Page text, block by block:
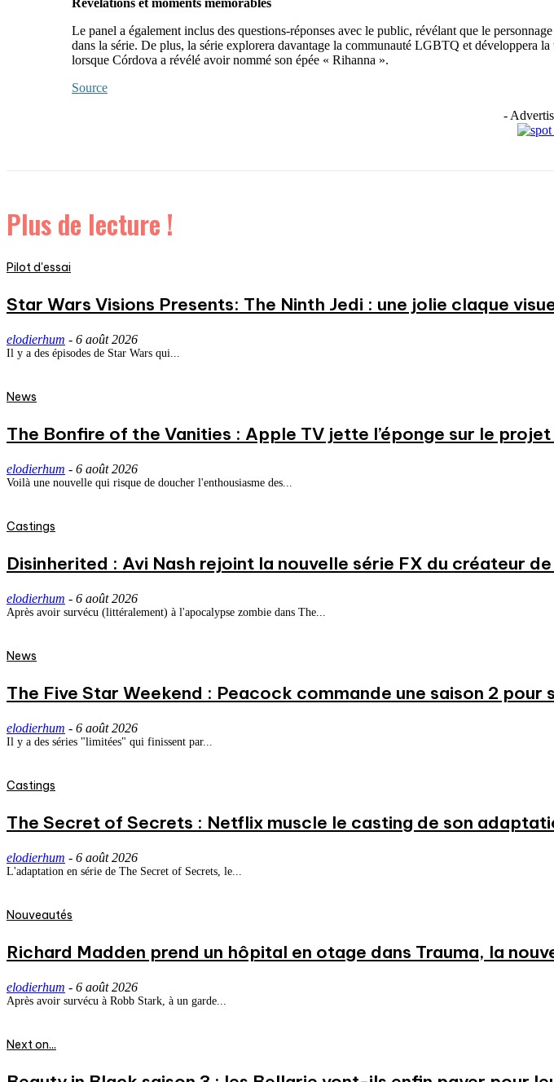
Révélations et moments mémorables
Le panel a également inclus des questions-réponses avec le public, révélant que le
dans la série. De plus, la série explorera davantage la communauté LGBTQ et développera
lorsque Córdova a révélé avoir nommé son épée « Rihanna ».
Source
-
Plus de lecture !
Pilot d'essai
Star Wars Visions Presents: The Ninth Jedi : une jolie claque
elodierhum - 6 août 2026
Il y a des épisodes de Star Wars qui...
News
The Bonfire of the Vanities : Apple TV jette l’éponge sur le
elodierhum - 6 août 2026
Voilà une nouvelle qui risque de doucher l'enthousiasme des...
Castings
Disinherited : Avi Nash rejoint la nouvelle série FX du créateur
elodierhum - 6 août 2026
Après avoir survécu (littéralement) à l'apocalypse zombie dans The...
News
The Five Star Weekend : Peacock commande une saison 2 pour
elodierhum - 6 août 2026
Il y a des séries "limitées" qui finissent par...
Castings
The Secret of Secrets : Netflix muscle le casting de son
elodierhum - 6 août 2026
L'adaptation en série de The Secret of Secrets, le...
Nouveautés
Richard Madden prend un hôpital en otage dans Trauma, la
elodierhum - 6 août 2026
Après avoir survécu à Robb Stark, à un garde...
Next on...